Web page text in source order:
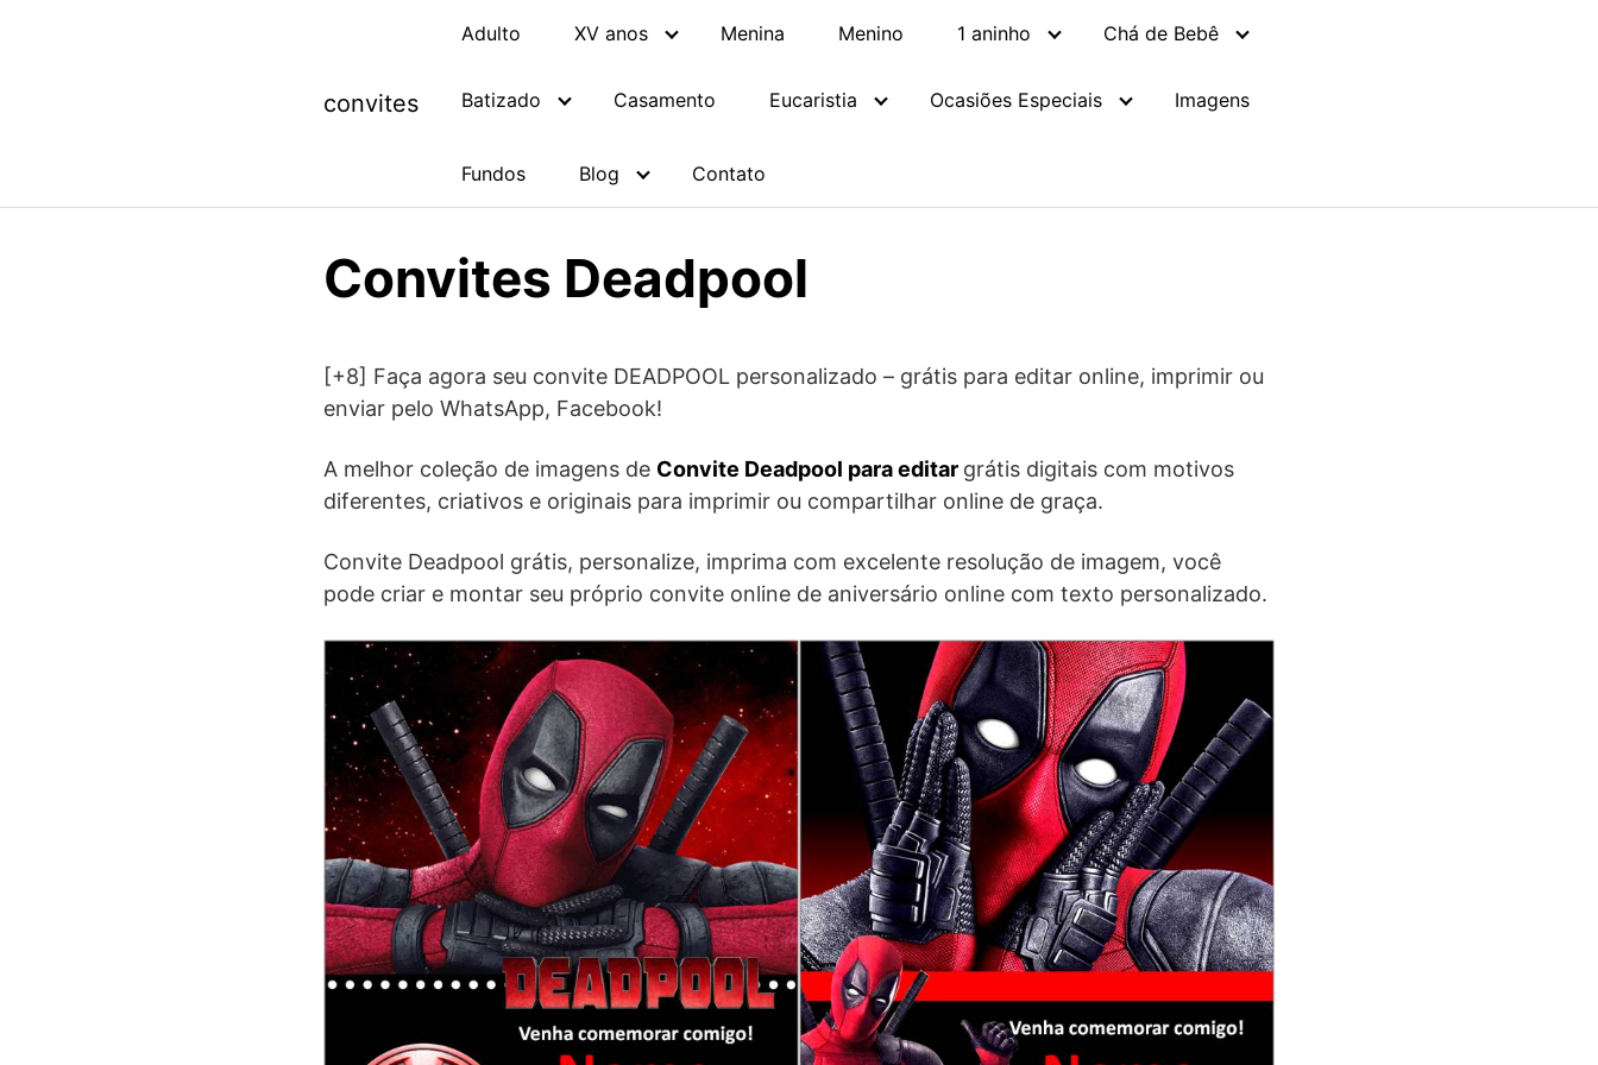
convites
Adulto XV anos Menina Menino 1 aninho Chá de Bebê
Batizado Casamento Eucaristia Ocasiões Especiais Imagens
Fundos Blog Contato
Convites Deadpool
[+8] Faça agora seu convite DEADPOOL personalizado – grátis para editar online, imprimir ou
enviar pelo WhatsApp, Facebook!
A melhor coleção de imagens de Convite Deadpool para editar grátis digitais com motivos
diferentes, criativos e originais para imprimir ou compartilhar online de graça.
Convite Deadpool grátis, personalize, imprima com excelente resolução de imagem, você
pode criar e montar seu próprio convite online de aniversário online com texto personalizado.